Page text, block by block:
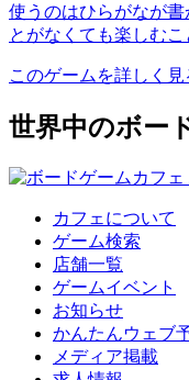
使うのはひらがなが
とがなくても楽しむこ
このゲームを詳しく見
世界中のボー
カフェについて
ゲーム検索
店舗一覧
ゲームイベント
お知らせ
かんたんウェブ
メディア掲載